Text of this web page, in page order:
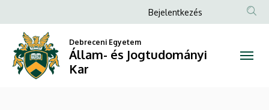
Csűrös
Gabriella
Klára
a
tartalomra
Anonim
fiók
menüje
Bejelentkezés
Debreceni Egyetem
Állam- és Jogtudományi
Kar